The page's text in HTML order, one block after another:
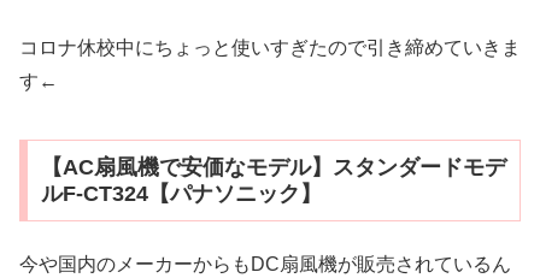
コロナ休校中にちょっと使いすぎたので引き締めていきま
す←
【AC扇風機で安価なモデル】スタンダードモデ
ルF-CT324【パナソニック】
今や国内のメーカーからもDC扇風機が販売されているん